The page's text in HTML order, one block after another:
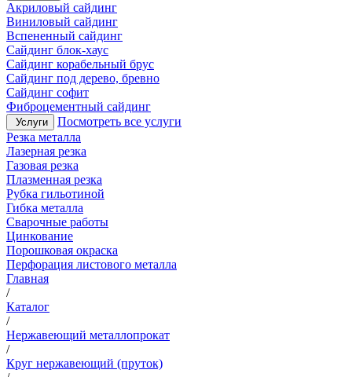
Акриловый сайдинг
Виниловый сайдинг
Вспененный сайдинг
Сайдинг блок-хаус
Сайдинг корабельный брус
Сайдинг под дерево, бревно
Сайдинг софит
Фиброцементный сайдинг
Услуги
Посмотреть все услуги
Резка металла
Лазерная резка
Газовая резка
Плазменная резка
Рубка гильотиной
Гибка металла
Сварочные работы
Цинкование
Порошковая окраска
Перфорация листового металла
Главная
/
Каталог
/
Нержавеющий металлопрокат
/
Круг нержавеющий (пруток)